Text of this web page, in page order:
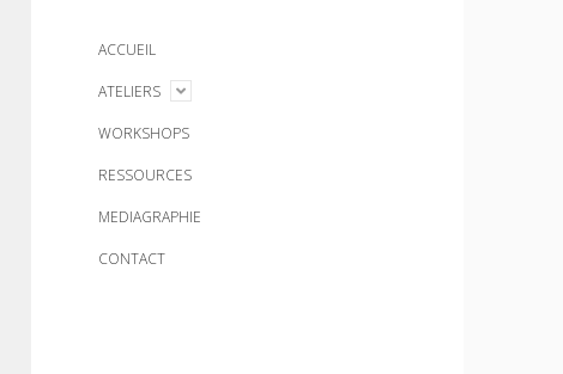
ACCUEIL
ATELIERS
open
menu
WORKSHOPS
RESSOURCES
MEDIAGRAPHIE
CONTACT